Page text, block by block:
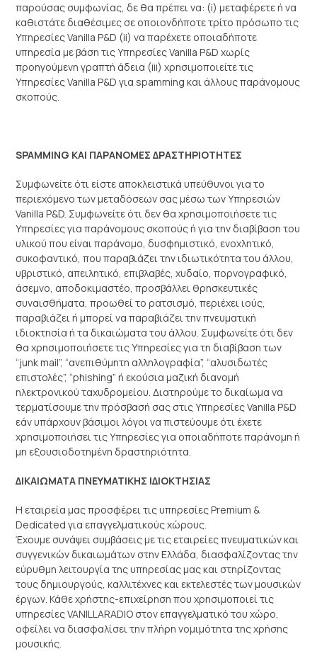
παρούσας συμφωνίας, δε θα πρέπει να: (i) μεταφέρετε ή να
καθιστάτε διαθέσιμες σε οποιονδήποτε τρίτο πρόσωπο τις
Υπηρεσίες Vanilla P&D (ii) να παρέχετε οποιαδήποτε
υπηρεσία με βάση τις Υπηρεσίες Vanilla P&D χωρίς
προηγούμενη γραπτή άδεια (iii) χρησιμοποιείτε τις
Υπηρεσίες Vanilla P&D για spamming και άλλους παράνομους
σκοπούς.
SPAMMING ΚΑΙ ΠΑΡΑΝΟΜΕΣ ΔΡΑΣΤΗΡΙΟΤΗΤΕΣ
Συμφωνείτε ότι είστε αποκλειστικά υπεύθυνοι για το
περιεχόμενο των μεταδόσεων σας μέσω των Υπηρεσιών
Vanilla P&D. Συμφωνείτε ότι δεν θα χρησιμοποιήσετε τις
Υπηρεσίες για παράνομους σκοπούς ή για την διαβίβαση του
υλικού που είναι παράνομο, δυσφημιστικό, ενοχλητικό,
συκοφαντικό, που παραβιάζει την ιδιωτικότητα του άλλου,
υβριστικό, απειλητικό, επιβλαβές, χυδαίο, πορνογραφικό,
άσεμνο, αποδοκιμαστέο, προσβάλλει θρησκευτικές
συναισθήματα, προωθεί το ρατσισμό, περιέχει ιούς,
παραβιάζει ή μπορεί να παραβιάζει την πνευματική
ιδιοκτησία ή τα δικαιώματα του άλλου. Συμφωνείτε ότι δεν
θα χρησιμοποιήσετε τις Υπηρεσίες για τη διαβίβαση των
“junk mail”, “ανεπιθύμητη αλληλογραφία”, “αλυσιδωτές
επιστολές”, “phishing” ή εκούσια μαζική διανομή
ηλεκτρονικού ταχυδρομείου. Διατηρούμε το δικαίωμα να
τερματίσουμε την πρόσβασή σας στις Υπηρεσίες Vanilla P&D
εάν υπάρχουν βάσιμοι λόγοι να πιστεύουμε ότι έχετε
χρησιμοποιήσει τις Υπηρεσίες για οποιαδήποτε παράνομη ή
μη εξουσιοδοτημένη δραστηριότητα.
ΔΙΚΑΙΩΜΑΤΑ ΠΝΕΥΜΑΤΙΚΗΣ ΙΔΙΟΚΤΗΣΙΑΣ
Η εταιρεία μας προσφέρει τις υπηρεσίες Premium &
Dedicated για επαγγελματικούς χώρους.
Έχουμε συνάψει συμβάσεις με τις εταιρείες πνευματικών και
συγγενικών δικαιωμάτων στην Ελλάδα, διασφαλίζοντας την
εύρυθμη λειτουργία της υπηρεσίας μας και στηρίζοντας
τους δημιουργούς, καλλιτέχνες και εκτελεστές των μουσικών
έργων. Κάθε χρήστης-επιχείρηση που χρησιμοποιεί τις
υπηρεσίες VANILLARADIO στον επαγγελματικό του χώρο,
οφείλει να διασφαλίσει την πλήρη νομιμότητα της χρήσης
μουσικής.